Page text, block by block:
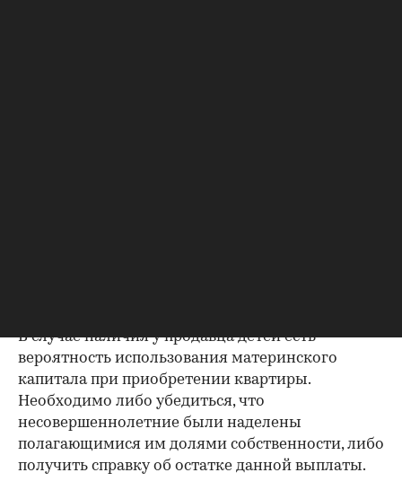
В случае наличия у продавца детей есть
вероятность использования материнского
капитала при приобретении квартиры.
Необходимо либо убедиться, что
несовершеннолетние были наделены
полагающимися им долями собственности, либо
получить справку об остатке данной выплаты.